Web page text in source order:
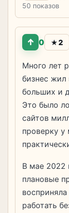
50 показов
↑ 0 ★2
Много лет
бизнес жил
больших и
Это было
сайтов
проверку у
В мае 2022
плановые
работать